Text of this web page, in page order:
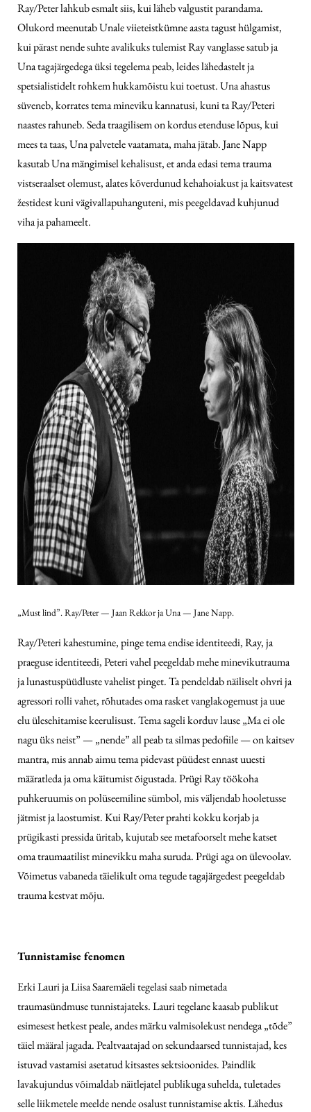
Ray/Peter lahkub esmalt siis, kui läheb valgustit parandama.
Olukord meenutab Unale viieteistkümne aasta tagust hülgamist,
kui pärast nende suhte avalikuks tulemist Ray vanglasse satub ja
Una tagajärgedega üksi tegelema peab, leides lähedastelt ja
spetsialistidelt rohkem hukkamõistu kui toetust. Una ahastus
süveneb, korrates tema mineviku kannatusi, kuni ta Ray/Peteri
naastes rahuneb. Seda traagilisem on kordus etenduse lõpus, kui
mees ta taas, Una palvetele vaatamata, maha jätab. Jane Napp
kasutab Una mängimisel kehalisust, et anda edasi tema trauma
vistseraalset olemust, alates kõverdunud kehahoiakust ja kaitsvatest
žestidest kuni vägivallapuhanguteni, mis peegeldavad kuhjunud
viha ja pahameelt.
„Must lind”. Ray/Peter — Jaan Rekkor ja Una — Jane Napp.
Ray/Peteri kahestumine, pinge tema endise identiteedi, Ray, ja
praeguse identiteedi, Peteri vahel peegeldab mehe minevikutrauma
ja lunastuspüüdluste vahelist pinget. Ta pendeldab näiliselt ohvri ja
agressori rolli vahet, rõhutades oma rasket vanglakogemust ja uue
elu ülesehitamise keerulisust. Tema sageli korduv lause „Ma ei ole
nagu üks neist” — „nende” all peab ta silmas pedofiile — on kaitsev
mantra, mis annab aimu tema pidevast püüdest ennast uuesti
määratleda ja oma käitumist õigustada. Prügi Ray töökoha
puhkeruumis on polüseemiline sümbol, mis väljendab hooletusse
jätmist ja laostumist. Kui Ray/Peter prahti kokku korjab ja
prügikasti pressida üritab, kujutab see metafoorselt mehe katset
oma traumaatilist minevikku maha suruda. Prügi aga on ülevoolav.
Võimetus vabaneda täielikult oma tegude tagajärgedest peegeldab
trauma kestvat mõju.
Tunnistamise fenomen
Erki Lauri ja Liisa Saaremäeli tegelasi saab nimetada
traumasündmuse tunnistajateks. Lauri tegelane kaasab publikut
esimesest hetkest peale, andes märku valmisolekust nendega „tõde”
täiel määral jagada. Pealtvaatajad on sekundaarsed tunnistajad, kes
istuvad vastamisi asetatud kitsastes sektsioonides. Paindlik
lavakujundus võimaldab näitlejatel publikuga suhelda, tuletades
selle liikmetele meelde nende osalust tunnistamise aktis. Lähedus